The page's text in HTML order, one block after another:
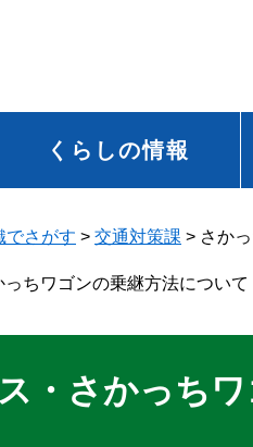
くらしの情報
でさがす > 交通対策課 > さか
ちワゴンの乗継方法について
・さかっち